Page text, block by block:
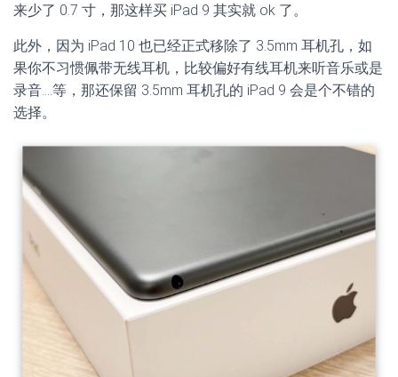
来少了 0.7 寸，那这样买 iPad 9 其实就 ok 了。
此外，因为 iPad 10 也已经正式移除了 3.5mm 耳机孔，如
果你不习惯佩带无线耳机，比较偏好有线耳机来听音乐或是
录音….等，那还保留 3.5mm 耳机孔的 iPad 9 会是个不错的
选择。